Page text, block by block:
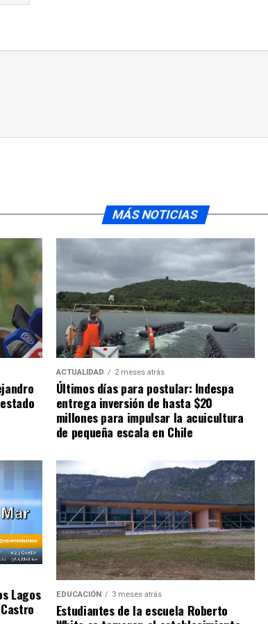
MÁS NOTICIAS
ACTUALIDAD 2 meses atrás
Últimos días para postular: Indespa
entrega inversión de hasta $20
millones para impulsar la acuicultura
de pequeña escala en Chile
Lagos
EDUCACIÓN 3 meses atrás
Estudiantes de la escuela Roberto